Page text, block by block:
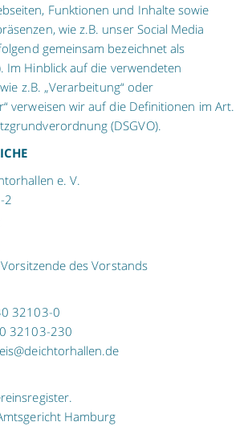
Funktionen und Inhalte sowie
wie z.B. unser Social Media
gemeinsam bezeichnet als
Im Hinblick auf die verwendeten
z.B. „Verarbeitung“ oder
verweisen wir auf die Definitionen im Art.
(DSGVO).
e. V.
2
Vorsitzende des Vorstands
32103-0
32103-230
Hamburg